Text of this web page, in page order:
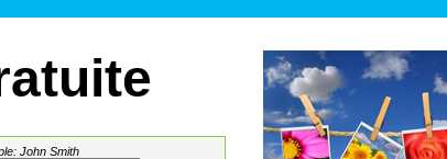
John Smith